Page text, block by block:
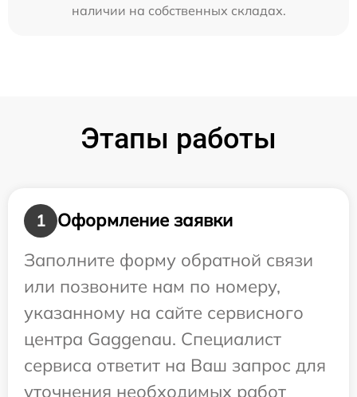
наличии на собственных складах.
Этапы работы
1
Оформление заявки
Заполните форму обратной связи
или позвоните нам по номеру,
указанному на сайте сервисного
центра Gaggenau. Специалист
сервиса ответит на Ваш запрос для
уточнения необходимых работ